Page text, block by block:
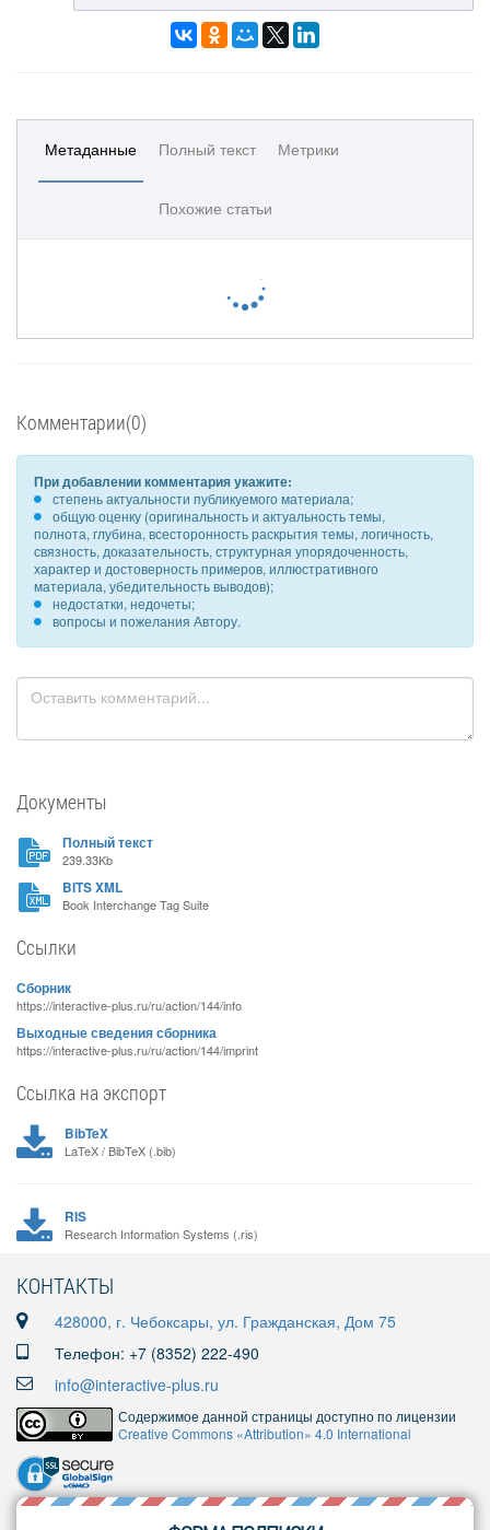
Метаданные Полный текст Метрики
Похожие статьи
Комментарии(0)
При добавлении комментария укажите:
степень актуальности публикуемого материала;
общую оценку (оригинальность и актуальность темы,
полнота, глубина, всесторонность раскрытия темы, логичность,
связность, доказательность, структурная упорядоченность,
характер и достоверность примеров, иллюстративного
материала, убедительность выводов);
недостатки, недочеты;
вопросы и пожелания Автору.
Документы
Полный текст
239.33Kb
BITS XML
Book Interchange Tag Suite
Ссылки
Сборник
https://interactive-plus.ru/ru/action/144/info
Выходные сведения сборника
https://interactive-plus.ru/ru/action/144/imprint
Ссылка на экспорт
BibTeX
LaTeX / BibTeX (.bib)
RIS
Research Information Systems (.ris)
КОНТАКТЫ
428000, г. Чебоксары, ул. Гражданская, Дом 75
Телефон: +7 (8352) 222-490
info@interactive-plus.ru
Содержимое данной страницы доступно по лицензии
Creative Commons «Attribution» 4.0 International